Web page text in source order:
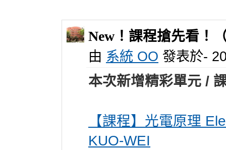
New！課程搶先看！
由 系統 OO 發表於-
本次新增精彩單元 /
【課程】光電原理
KUO-WEI